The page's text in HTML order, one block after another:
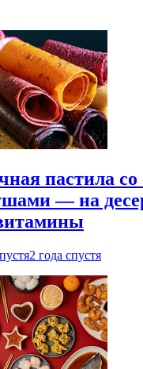
пастила
— на
2 года спустя